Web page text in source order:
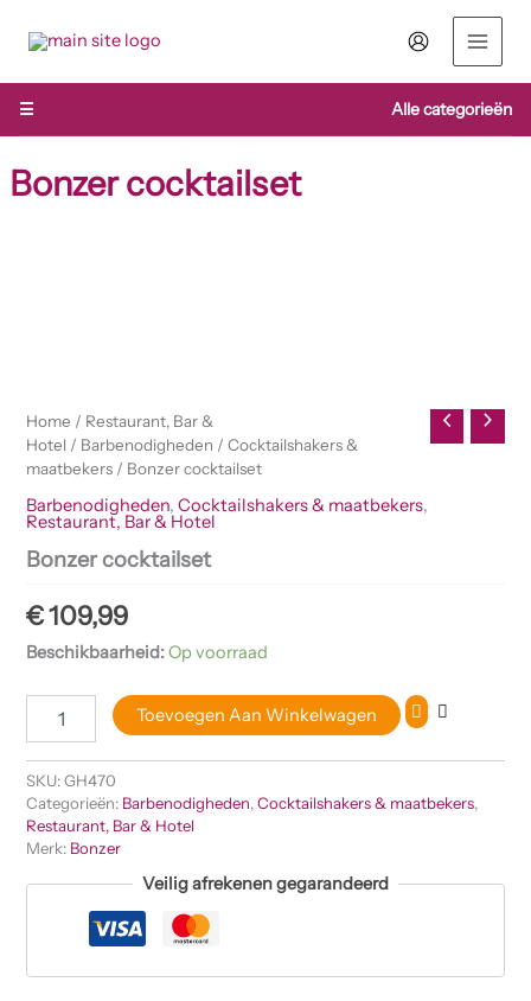
naar
inhoud
☰
Alle categorieën
Bonzer cocktailset
Home / Restaurant, Bar &
Hotel / Barbenodigheden /Cocktailshakers &
maatbekers / Bonzer cocktailset
Barbenodigheden,Cocktailshakers & maatbekers,
Restaurant, Bar & Hotel
Bonzer cocktailset
€109,99
Beschikbaarheid:Op voorraad
Toevoegen Aan Winkelwagen
SKU:GH470
Categorieën: Barbenodigheden,Cocktailshakers & maatbekers,
Restaurant, Bar & Hotel
Merk: Bonzer
Veilig afrekenen gegarandeerd